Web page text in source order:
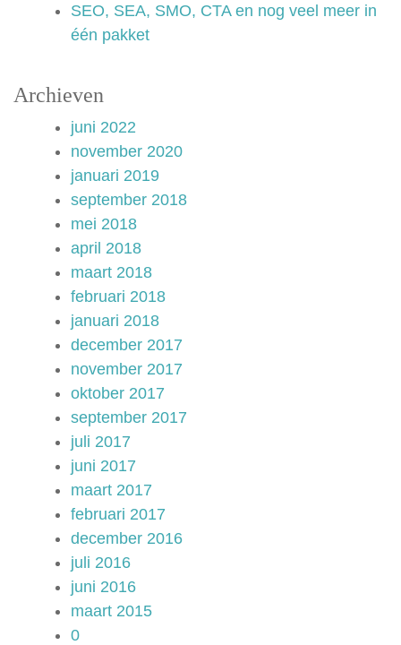
SEO, SEA, SMO, CTA en nog veel meer in
één pakket
Archieven
juni 2022
november 2020
januari 2019
september 2018
mei 2018
april 2018
maart 2018
februari 2018
januari 2018
december 2017
november 2017
oktober 2017
september 2017
juli 2017
juni 2017
maart 2017
februari 2017
december 2016
juli 2016
juni 2016
maart 2015
0